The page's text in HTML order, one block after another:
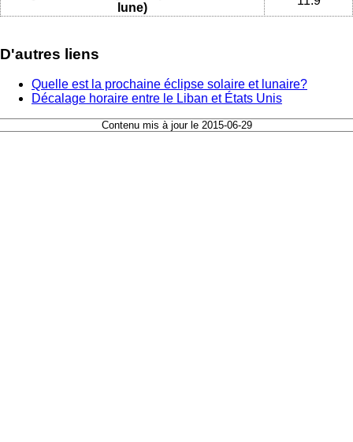
lune)
D'autres liens
Quelle est la prochaine éclipse solaire et lunaire?
Décalage horaire entre le Liban et États Unis
Contenu mis à jour le 2015-06-29